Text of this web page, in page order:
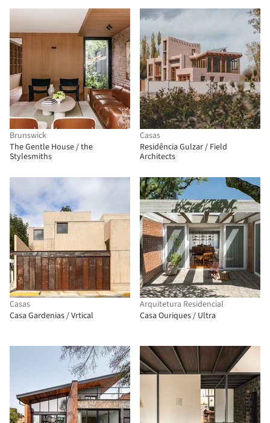
Brunswick
The Gentle House / the
Stylesmiths
Casas
Residência Gulzar / Field
Architects
Casas
Casa Gardenias / Vrtical
Arquitetura Residencial
Casa Ouriques / Ultra